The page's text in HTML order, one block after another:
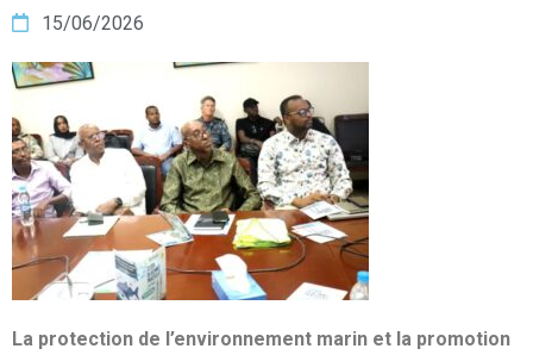
15/06/2026
La protection de l’environnement marin et la promotion